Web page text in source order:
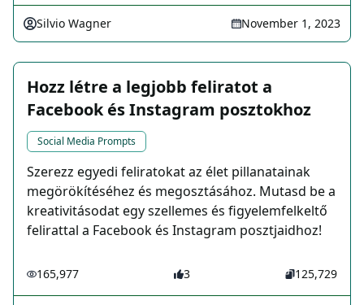
Silvio Wagner November 1, 2023
Hozz létre a legjobb feliratot a
Facebook és Instagram posztokhoz
Social Media Prompts
Szerezz egyedi feliratokat az élet pillanatainak
megörökítéséhez és megosztásához. Mutasd be a
kreativitásodat egy szellemes és figyelemfelkeltő
felirattal a Facebook és Instagram posztjaidhoz!
165,977 3 125,729